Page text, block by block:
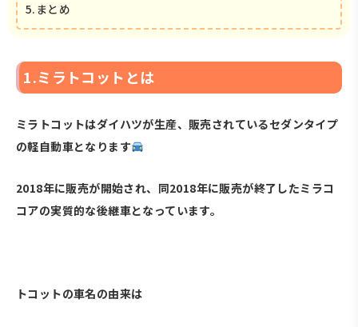
5.まとめ
1.ミラトコットとは
ミラトコットはダイハツが生産、販売されているセダンタイプ
の軽自動車となります
2018年に販売が開始され、同2018年に販売が終了したミラコ
コアの実質的な後継車となっています。
トコットの車名の由来は